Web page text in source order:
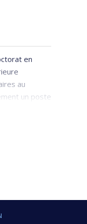
en
au
un poste